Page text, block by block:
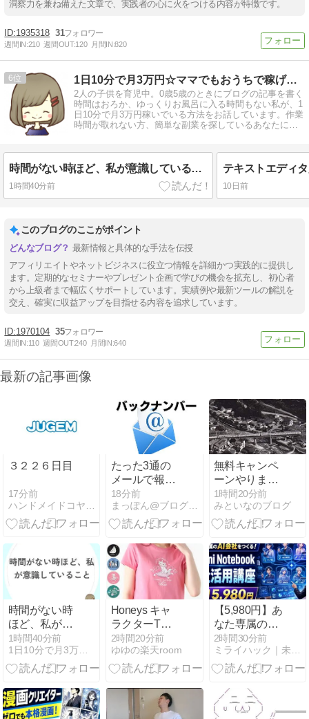
洞察力を兼ね備えた文章で、実践者の心に火をつける内容が特徴です。
1935318 31
週間IN:210 週間OUT:120 月間IN:820
6 1日10分で月3万円☆ママでもおうちで稼げる方法を解説
2人の子供を育児中。0歳5歳のときにブログの記事を書く
時間はおろか、ゆっくりお風呂に入る時間もない私が、1
日10分で月3万円稼いでいる方法をお話しています。作業
時間が取れない方、簡単な副業を探しているあなたにお
時間がない時ほど、私が意識していること
1時間40分前 10日前
このブログのここがポイント
最新情報と具体的な手法を伝授
アフィリエイトやネットビジネスに役立つ情報を詳細かつ実践的に提供し
ます。定期的なセミナーやプレゼント企画で学びの機会を拡充し、初心者
から上級者まで幅広くサポートしています。実績例や最新ツールの解説を
交え、確実に収益アップを目指せる内容を追求しています。
1970104 35
週間IN:110 週間OUT:240 月間IN:640
最新の記事画像
３２２６日目
17分前
たった3通の
メールで報酬
5万円 ！ ｜
2026-06-08
17:45
18分前
まっぽん@ブログの達人
無料キャンペ
ーンやりま
す！「生徒を
連れてビンボ
ー旅95 新潟
1時間20分前
みといなのブログ
時間がない時
ほど、私が意
識しているこ
と
1時間40分前
1日10分で月3万円☆ママでもおうちで稼げる方法を解説
Honeys キャ
ラクターTシ
ャツSALE♡
2時間20分前
ゆゆの楽天room
【5,980円】あ
なた専属のAI
会社が作れ
る！Gemini
Notebook完全
底解説
2時間30分前
ミライハック｜未来派野郎hiro公式ブログ